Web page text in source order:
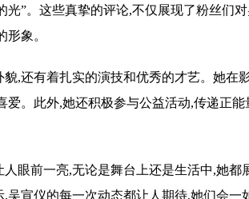
光”。这些真挚的评论,不仅展现了粉丝们
象。
,还有着扎实的演技和优秀的才艺。她在
爱。此外,她还积极参与公益活动,传递正
眼前一亮,无论是舞台上还是生活中,她都
吴宣仪的每一次动态都让人期待,她们会一